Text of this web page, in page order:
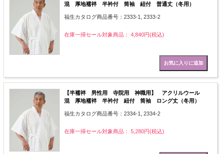
混 厚地襦袢 半衿付 筒袖 紐付 普通丈（冬用）
福生カタログ商品番号：2333-1, 2333-2
在庫一掃セール対象商品： 4,840円(税込)
【半襦袢 男性用 寺院用 神職用】 アクリルウール
混 厚地襦袢 半衿付 紐付 筒袖 ロング丈（冬用）
福生カタログ商品番号：2334-1, 2334-2
在庫一掃セール対象商品： 5,280円(税込)